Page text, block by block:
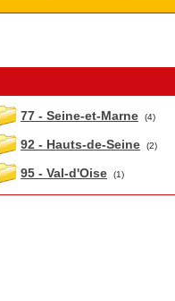
77 - Seine-et-Marne (4)
92 - Hauts-de-Seine (2)
95 - Val-d'Oise (1)